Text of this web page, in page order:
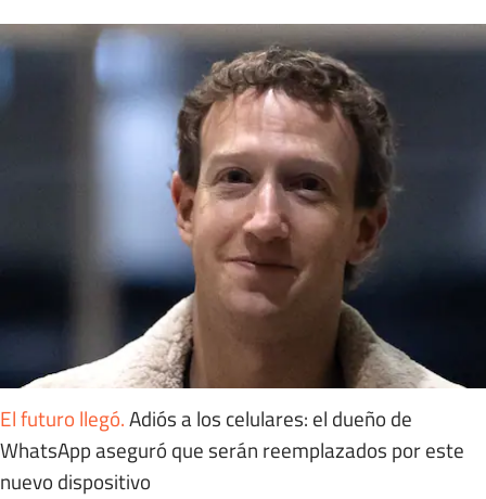
El futuro llegó.Adiós a los celulares: el dueño de
WhatsApp aseguró que serán reemplazados por este
nuevo dispositivo